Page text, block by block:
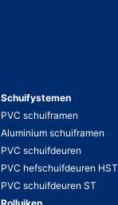
Schuifystemen
PVC schuiframen
Aluminium schuiframen
PVC schuifdeuren
PVC hefschuifdeuren HST
PVC schuifdeuren ST